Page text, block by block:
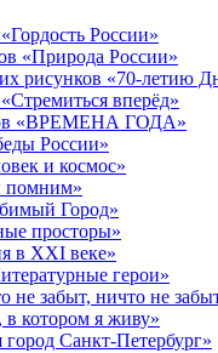
России»
«Природа России»
рисунков «70-летию
вперёд»
«ВРЕМЕНА ГОДА»
России»
и космос»
помним»
Город»
просторы»
в XXI веке»
герои»
не забыт, ничто не
котором я живу»
Санкт-Петербург»